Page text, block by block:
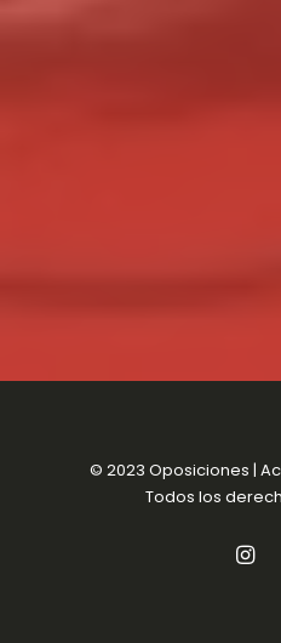
© 2023 Oposiciones |
Todos los